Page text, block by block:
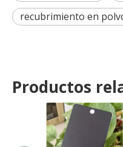
recubrimiento en
Productos